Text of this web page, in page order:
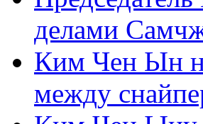
делами
Ким Чен Ын
между